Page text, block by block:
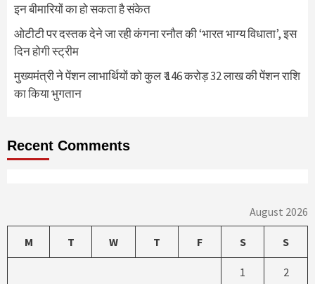
इन बीमारियों का हो सकता है संकेत
ओटीटी पर दस्तक देने जा रही कंगना रनौत की ‘भारत भाग्य विधाता’, इस
दिन होगी स्ट्रीम
मुख्यमंत्री ने पेंशन लाभार्थियों को कुल ₹ 146 करोड़ 32 लाख की पेंशन राशि
का किया भुगतान
Recent Comments
August 2026
M T W T F S S
1 2